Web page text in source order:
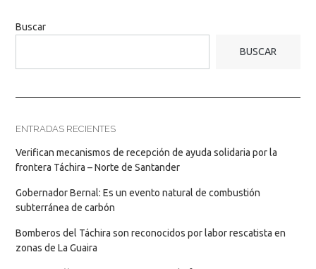
Buscar
BUSCAR
ENTRADAS RECIENTES
Verifican mecanismos de recepción de ayuda solidaria por la
frontera Táchira – Norte de Santander
Gobernador Bernal: Es un evento natural de combustión
subterránea de carbón
Bomberos del Táchira son reconocidos por labor rescatista en
zonas de La Guaira